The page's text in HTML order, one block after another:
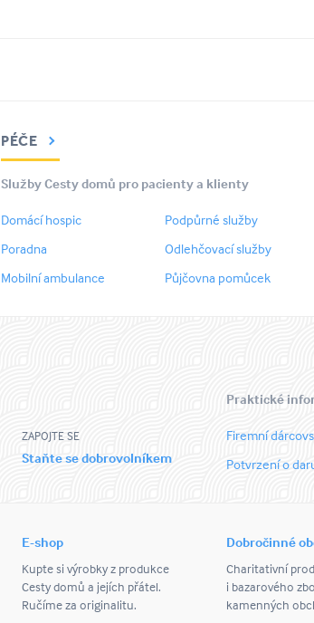
PÉČE
Služby Cesty domů pro pacienty a klienty
Domácí hospic
Poradna
Mobilní ambulance
Podpůrné služby
Odlehčovací služby
Půjčovna pomůcek
ZAPOJTE SE
Staňte se dobrovolníkem
Praktické
Firemní
Potvrzení o
E-shop
Kupte si výrobky z produkce
Cesty domů a jejích přátel.
Ručíme za originalitu.
Dobročinné
Charitativní
i bazarového
kamenných